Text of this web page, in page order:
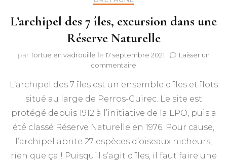
L’archipel des 7 îles, excursion dans une
Réserve Naturelle
par Tortue en vadrouille le 17 septembre 2021
Laisser un
commentaire
des
excursion
dans
Réserve
Naturelle
L’archipel des 7 îles est un ensemble d’îles et îlots
situé au large de Perros-Guirec. Le site est
protégé depuis 1912 à l’initiative de la LPO, puis a
été classé Réserve Naturelle en 1976. Pour cause,
l’archipel abrite 27 espèces d’oiseaux nicheurs,
rien que ça ! Puisqu’il s’agit d’îles, il faut faire une